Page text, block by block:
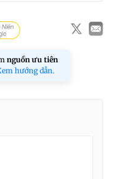
nguồn ưu tiên
hướng dẫn.